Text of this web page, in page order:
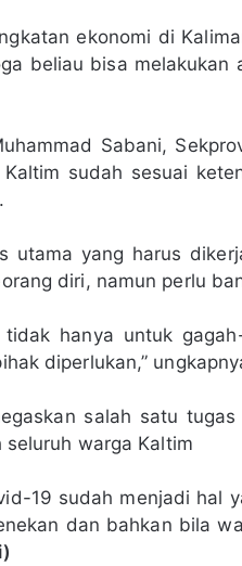
ekonomi di
beliau bisa melakukan
Sabani,
Kaltim sudah sesuai
utama yang harus
diri, namun perlu
tidak hanya untuk
diperlukan,”
salah satu
warga Kaltim
19 sudah menjadi hal
dan bahkan bila